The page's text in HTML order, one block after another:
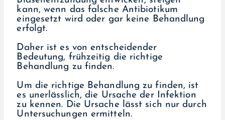
kann, wenn das falsche Antibiotikum
eingesetzt wird oder gar keine Behandlung
erfolgt.
Daher ist es von entscheidender
Bedeutung, frühzeitig die richtige
Behandlung zu finden.
Um die richtige Behandlung zu finden, ist
es unerlässlich, die Ursache der Infektion
zu kennen. Die Ursache lässt sich nur durch
Untersuchungen ermitteln.